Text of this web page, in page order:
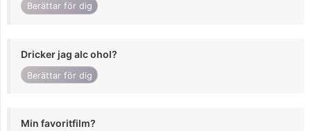
Berättar för dig
Dricker jag alc ohol?
Berättar för dig
Min favoritfilm?